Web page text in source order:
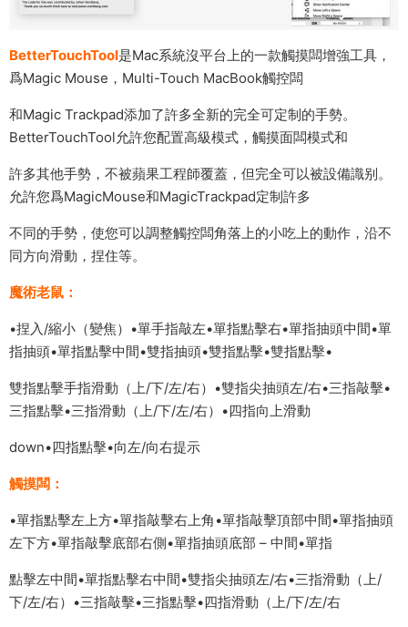
BetterTouchTool是Mac系統沒平台上的一款觸摸闆增強工具，
爲Magic Mouse，Multi-Touch MacBook觸控闆
和Magic Trackpad添加了許多全新的完全可定制的手勢。
BetterTouchTool允許您配置高級模式，觸摸面闆模式和
許多其他手勢，不被蘋果工程師覆蓋，但完全可以被設備識别。
允許您爲MagicMouse和MagicTrackpad定制許多
不同的手勢，使您可以調整觸控闆角落上的小吃上的動作，沿不
同方向滑動，捏住等。
魔術老鼠：
•捏入/縮小（變焦）•單手指敲左•單指點擊右•單指抽頭中間•單
指抽頭•單指點擊中間•雙指抽頭•雙指點擊•雙指點擊•
雙指點擊手指滑動（上/下/左/右）•雙指尖抽頭左/右•三指敲擊•
三指點擊•三指滑動（上/下/左/右）•四指向上滑動
down•四指點擊•向左/向右提示
觸摸闆：
•單指點擊左上方•單指敲擊右上角•單指敲擊頂部中間•單指抽頭
左下方•單指敲擊底部右側•單指抽頭底部 – 中間•單指
點擊左中間•單指點擊右中間•雙指尖抽頭左/右•三指滑動（上/
下/左/右）•三指敲擊•三指點擊•四指滑動（上/下/左/右